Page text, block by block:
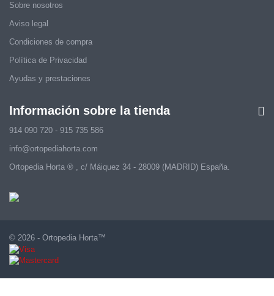
Sobre nosotros
Aviso legal
Condiciones de compra
Política de Privacidad
Ayudas y prestaciones
Información sobre la tienda
914 090 720 - 915 735 586
info@ortopediahorta.com
Ortopedia Horta ® , c/ Máiquez 34 - 28009 (MADRID) España.
© 2026 - Ortopedia Horta™